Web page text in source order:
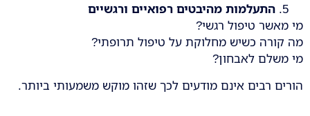
התעלמות מהיבטים רפואיים ורגשיים
מי מאשר טיפול רגשי?
מה קורה כשיש מחלוקת על טיפול תרופתי?
מי משלם לאבחון?
הורים רבים אינם מודעים לכך שזהו מוקש משמעותי ביותר.